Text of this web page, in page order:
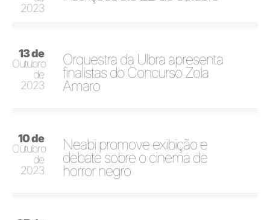
2023
13 de
Outubro
de
2023
Orquestra da Ulbra apresenta
finalistas do Concurso Zola
Amaro
10 de
Outubro
de
2023
Neabi promove exibição e
debate sobre o cinema de
horror negro